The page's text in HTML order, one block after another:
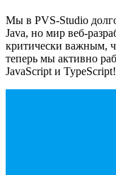
Мы в PVS-Studio
Java, но мир веб-
критически важным,
теперь мы активно
JavaScript и TypeScript!